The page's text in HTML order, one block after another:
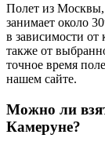
Полет из
занимает около
в зависимости от
также от
точное время
нашем сайте.
Можно ли
Камеруне?